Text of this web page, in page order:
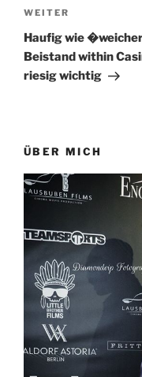
Nächster
Beitrag
WEITER
Haufig wie
Beistand within
riesig wichtig
ÜBER MICH